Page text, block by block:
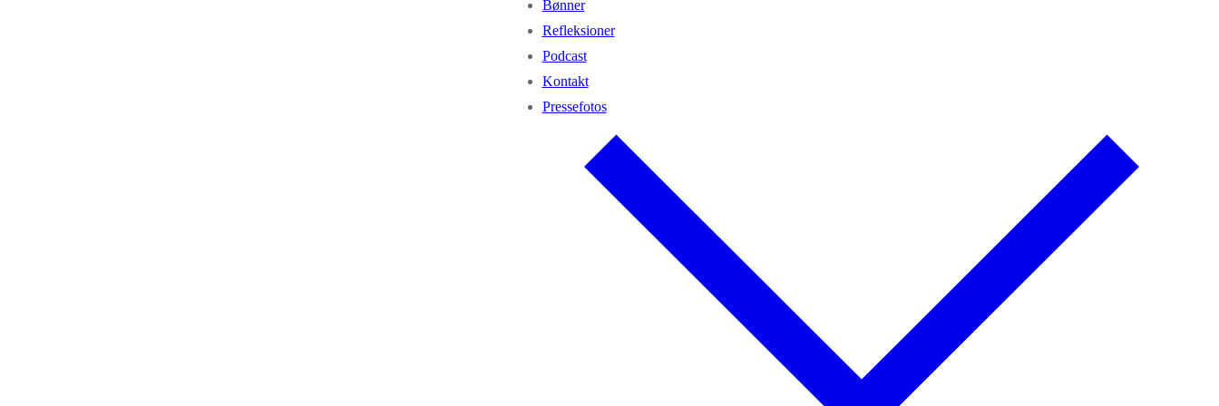
Bønner
Refleksioner
Podcast
Kontakt
Pressefotos